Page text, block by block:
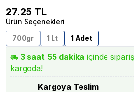
27.25 TL
Ürün Seçenekleri
700gr
1 Lt 1 Adet
3 saat 55 dakika içinde
kargoda!
Kargoya Teslim